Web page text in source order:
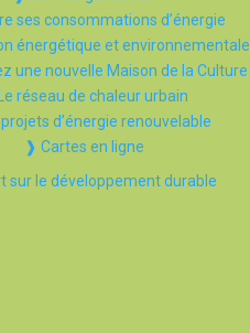
ses consommations d’énergie
énergétique et environnementale
une nouvelle Maison de la Culture
réseau de chaleur urbain
d’énergie renouvelable
❱ Cartes en ligne
sur le développement durable